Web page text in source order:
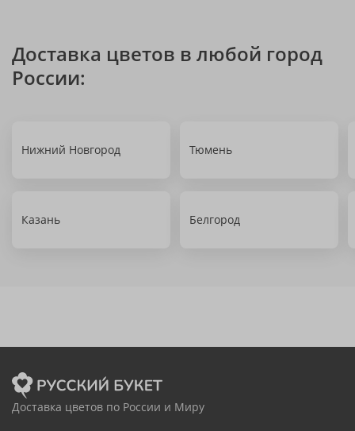
Доставка цветов в любой город
России:
Нижний Новгород Тюмень
Казань Белгород
Доставка цветов по России и Миру